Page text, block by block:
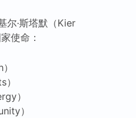
尔·斯塔默（Kier
使命：
）
）